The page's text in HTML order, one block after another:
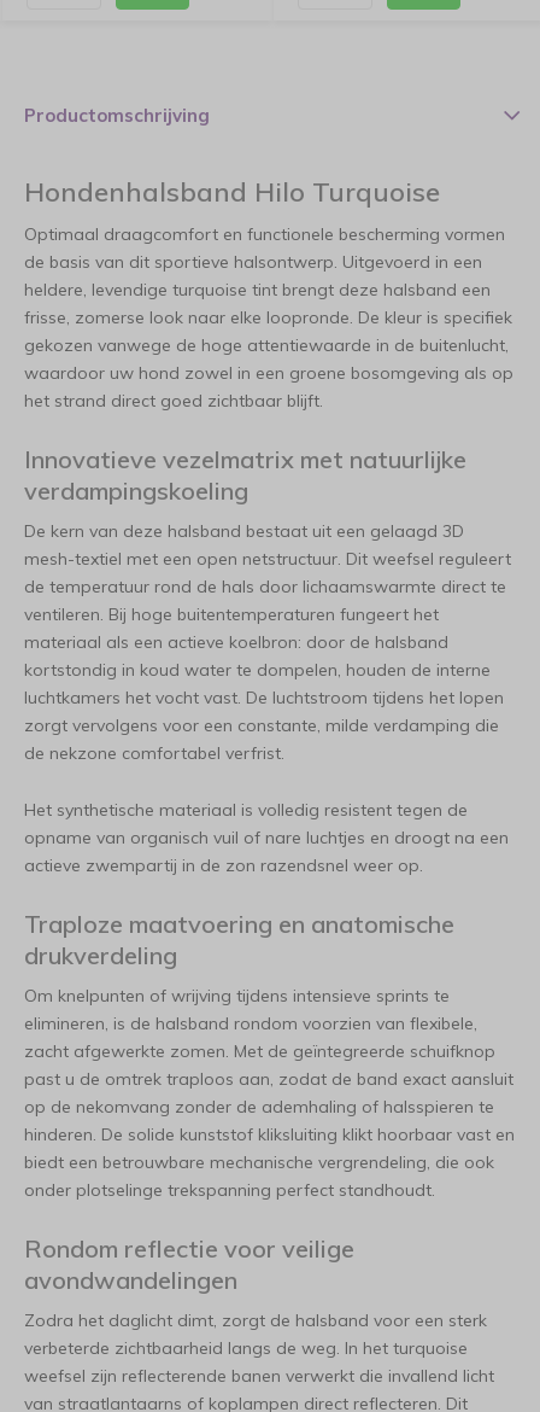
Productomschrijving
Hondenhalsband Hilo Turquoise
Optimaal draagcomfort en functionele bescherming vormen
de basis van dit sportieve halsontwerp. Uitgevoerd in een
heldere, levendige turquoise tint brengt deze halsband een
frisse, zomerse look naar elke loopronde. De kleur is specifiek
gekozen vanwege de hoge attentiewaarde in de buitenlucht,
waardoor uw hond zowel in een groene bosomgeving als op
het strand direct goed zichtbaar blijft.
Innovatieve vezelmatrix met natuurlijke
verdampingskoeling
De kern van deze halsband bestaat uit een gelaagd 3D
mesh-textiel met een open netstructuur. Dit weefsel reguleert
de temperatuur rond de hals door lichaamswarmte direct te
ventileren. Bij hoge buitentemperaturen fungeert het
materiaal als een actieve koelbron: door de halsband
kortstondig in koud water te dompelen, houden de interne
luchtkamers het vocht vast. De luchtstroom tijdens het lopen
zorgt vervolgens voor een constante, milde verdamping die
de nekzone comfortabel verfrist.
Het synthetische materiaal is volledig resistent tegen de
opname van organisch vuil of nare luchtjes en droogt na een
actieve zwempartij in de zon razendsnel weer op.
Traploze maatvoering en anatomische
drukverdeling
Om knelpunten of wrijving tijdens intensieve sprints te
elimineren, is de halsband rondom voorzien van flexibele,
zacht afgewerkte zomen. Met de geïntegreerde schuifknop
past u de omtrek traploos aan, zodat de band exact aansluit
op de nekomvang zonder de ademhaling of halsspieren te
hinderen. De solide kunststof kliksluiting klikt hoorbaar vast en
biedt een betrouwbare mechanische vergrendeling, die ook
onder plotselinge trekspanning perfect standhoudt.
Rondom reflectie voor veilige
avondwandelingen
Zodra het daglicht dimt, zorgt de halsband voor een sterk
verbeterde zichtbaarheid langs de weg. In het turquoise
weefsel zijn reflecterende banen verwerkt die invallend licht
van straatlantaarns of koplampen direct reflecteren. Dit